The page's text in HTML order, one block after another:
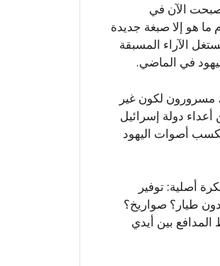
الآن في
هو إلا صبغة جديدة
الآراء المسبقة
في الماضي.
مسرورون لكون غير
دولة إسرائيل
لكسب أصوات اليهود
أصلية: توفير
طيار؟ صواريخ؟
بين أيدي